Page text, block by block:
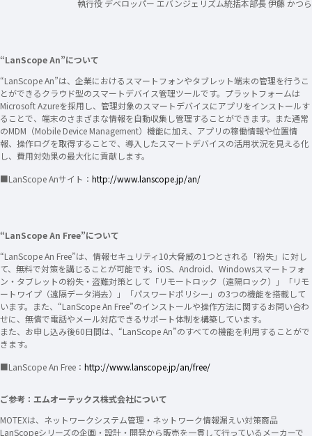
執行役 デベロッパー エバンジェリズム統括本部長 伊藤 かつら
“LanScope An”について
“LanScope An”は、企業におけるスマートフォンやタブレット端末の管理を行うこ
とができるクラウド型のスマートデバイス管理ツールです。プラットフォームは
Microsoft Azureを採用し、管理対象のスマートデバイスにアプリをインストールす
ることで、端末のさまざまな情報を自動収集し管理することができます。また通常
のMDM（Mobile Device Management）機能に加え、アプリの稼働情報や位置情
報、操作ログを取得することで、導入したスマートデバイスの活用状況を見える化
し、費用対効果の最大化に貢献します。
■LanScope Anサイト： http://www.lanscope.jp/an/
“LanScope An Free”について
“LanScope An Free”は、情報セキュリティ10大脅威の1つとされる「紛失」に対し
て、無料で対策を講じることが可能です。iOS、Android、Windowsスマートフォ
ン・タブレットの紛失・盗難対策として「リモートロック（遠隔ロック）」「リモ
ートワイプ（遠隔データ消去）」「パスワードポリシー」の3つの機能を搭載して
います。また、“LanScope An Free”のインストールや操作方法に関するお問い合わ
せに、無償で電話やメール対応できるサポート体制を構築しています。
また、お申し込み後60日間は、“LanScope An”のすべての機能を利用することがで
きます。
■LanScope An Free： http://www.lanscope.jp/an/free/
ご参考：エムオーテックス株式会社について
MOTEXは、ネットワークシステム管理・ネットワーク情報漏えい対策商品
LanScopeシリーズの企画・設計・開発から販売を一貫して行っているメーカーで